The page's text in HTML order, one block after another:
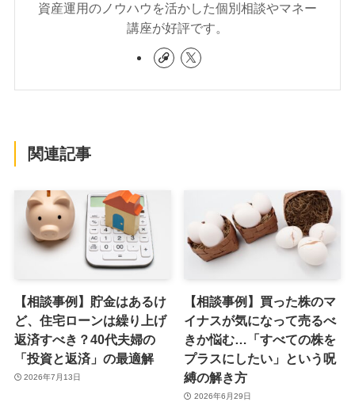
資産運用のノウハウを活かした個別相談やマネー
講座が好評です。
関連記事
【相談事例】貯金はあるけ
ど、住宅ローンは繰り上げ
返済すべき？40代夫婦の
「投資と返済」の最適解
2026年7月13日
【相談事例】買った株のマ
イナスが気になって売るべ
きか悩む…「すべての株を
プラスにしたい」という呪
縛の解き方
2026年6月29日